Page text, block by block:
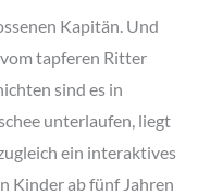
Kapitän. Und
tapferen Ritter
sind es in
unterlaufen, liegt
ein interaktives
Kinder ab fünf Jahren